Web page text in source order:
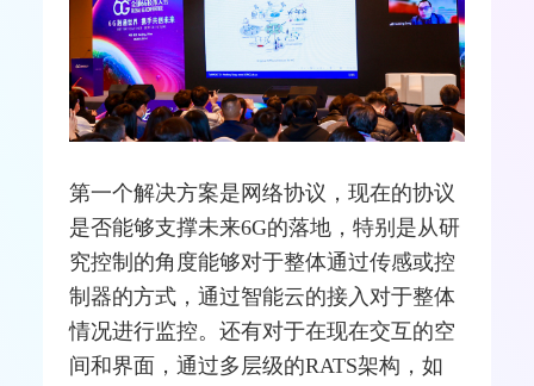
第一个解决方案是 网络协议 ，现在的协议
是否能够支撑未来6G的落地，特别是从研
究控制的角度能够对于整体通过传感或控
制器的方式，通过智能云的接入对于整体
情况进行监控。还有对于在现在交互的空
间和界面，通过多层级的RATS架构，如